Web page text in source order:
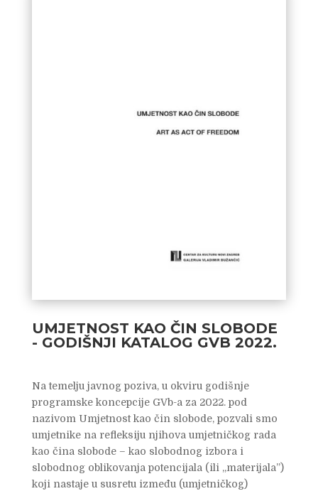
UMJETNOST KAO ČIN SLOBODE
- GODIŠNJI KATALOG GVB 2022.
Na temelju javnog poziva, u okviru godišnje
programske kon­cepcije GVb-a za 2022. pod
nazivom Umjetnost kao čin slo­bode, pozvali smo
umjetnike na refleksiju njihova umjetničkog rada
kao čina slobode – kao slobodnog izbora i
slobodnog oblikovanja potencijala (ili „materijala”)
koji nastaje u susretu između (umjetničkog)